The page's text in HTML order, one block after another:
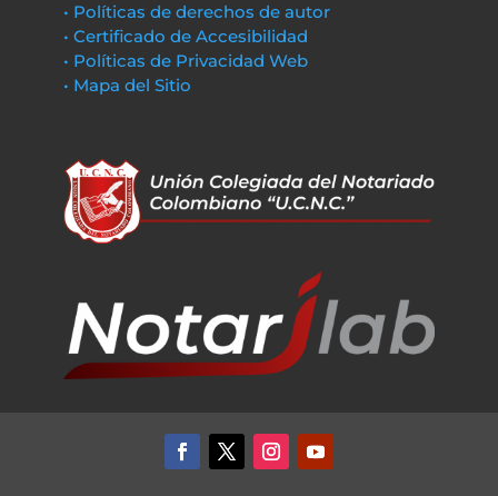
• Políticas de derechos de autor
• Certificado de Accesibilidad
• Políticas de Privacidad Web
• Mapa del Sitio